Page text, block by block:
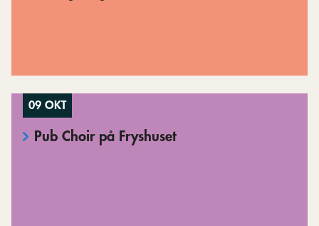
09 OKT
Pub Choir på Fryshuset